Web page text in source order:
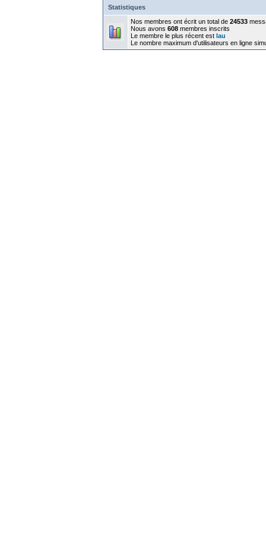
Statistiques
Nos membres ont écrit un total de 24533
Nous avons 608 membres inscrits
Le membre le plus récent est lau
Le nombre maximum d'utilisateurs en ligne